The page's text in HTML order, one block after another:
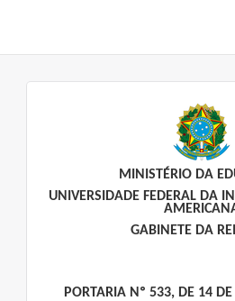
MINISTÉRIO DA
UNIVERSIDADE FEDERAL DA
GABINETE DA
PORTARIA Nº 533, DE 14